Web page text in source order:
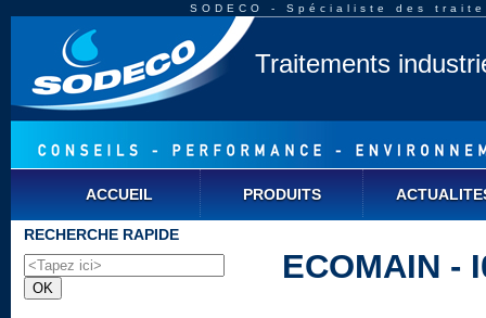
SODECO - Spécialiste des
Traitements
ACCUEIL PRODUITS
RECHERCHE RAPIDE
ECOMAIN -